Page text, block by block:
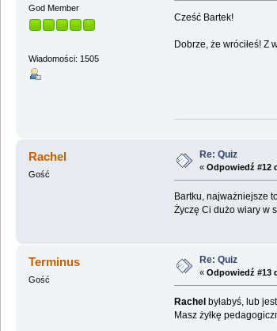
God Member
Wiadomości: 1505
Cześć Bartek!
Dobrze, że wróciłeś! Z
Rachel
Gość
Re: Quiz
« Odpowiedź #12
Bartku, najważniejsze
Życzę Ci dużo wiary w
Terminus
Gość
Re: Quiz
« Odpowiedź #13
Rachel byłabyś, lub
Masz żyłkę